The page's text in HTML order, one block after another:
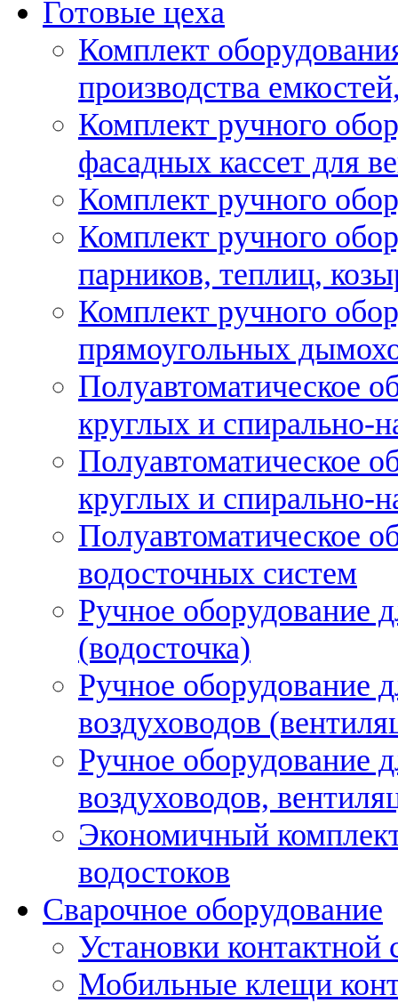
Готовые цеха
Комплект
производства
Комплект ручного
фасадных кассет для
Комплект ручного
Комплект ручного
парников, теплиц,
Комплект ручного
прямоугольных
Полуавтоматическое
круглых и спирально-
Полуавтоматическое
круглых и спирально-
Полуавтоматическое
водосточных систем
Ручное оборудование
(водосточка)
Ручное оборудование
воздуховодов
Ручное оборудование
воздуховодов,
Экономичный
водостоков
Сварочное оборудование
Установки
Мобильные клещи